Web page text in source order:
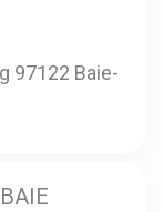
97122 Baie-